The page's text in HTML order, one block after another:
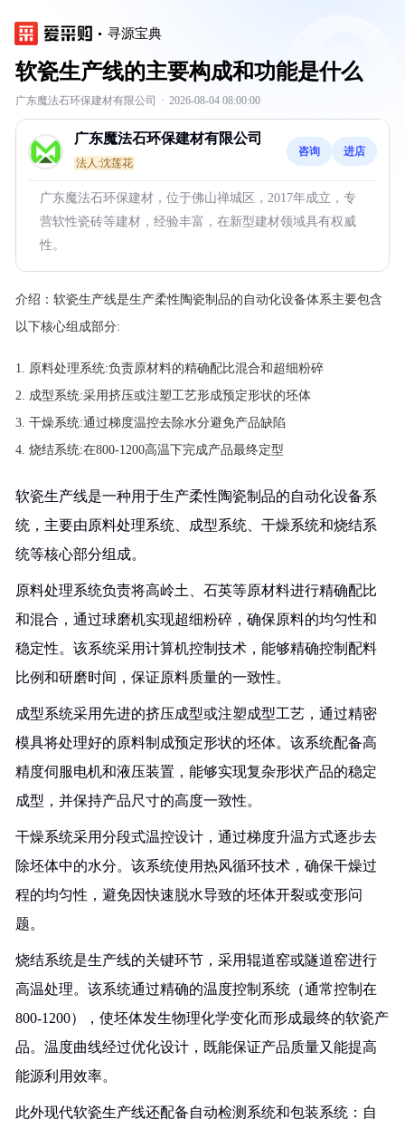
寻源宝典
软瓷生产线的主要构成和功能是什么
广东魔法石环保建材有限公司 · 2026-08-04 08:00:00
广东魔法石环保建材有限公司
法人:沈莲花
咨询 进店
广东魔法石环保建材，位于佛山禅城区，2017年成立，专
营软性瓷砖等建材，经验丰富，在新型建材领域具有权威
性。
介绍： 软瓷生产线是生产柔性陶瓷制品的自动化设备体系主要包含
以下核心组成部分:
原料处理系统:负责原材料的精确配比混合和超细粉碎
成型系统:采用挤压或注塑工艺形成预定形状的坯体
干燥系统:通过梯度温控去除水分避免产品缺陷
烧结系统:在800-1200高温下完成产品最终定型
软瓷生产线是一种用于生产柔性陶瓷制品的自动化设备系
统，主要由原料处理系统、成型系统、干燥系统和烧结系
统等核心部分组成。
原料处理系统负责将高岭土、石英等原材料进行精确配比
和混合，通过球磨机实现超细粉碎，确保原料的均匀性和
稳定性。该系统采用计算机控制技术，能够精确控制配料
比例和研磨时间，保证原料质量的一致性。
成型系统采用先进的挤压成型或注塑成型工艺，通过精密
模具将处理好的原料制成预定形状的坯体。该系统配备高
精度伺服电机和液压装置，能够实现复杂形状产品的稳定
成型，并保持产品尺寸的高度一致性。
干燥系统采用分段式温控设计，通过梯度升温方式逐步去
除坯体中的水分。该系统使用热风循环技术，确保干燥过
程的均匀性，避免因快速脱水导致的坯体开裂或变形问
题。
烧结系统是生产线的关键环节，采用辊道窑或隧道窑进行
高温处理。该系统通过精确的温度控制系统（通常控制在
800-1200），使坯体发生物理化学变化而形成最终的软瓷产
品。温度曲线经过优化设计，既能保证产品质量又能提高
能源利用效率。
此外现代软瓷生产线还配备自动检测系统和包装系统：自